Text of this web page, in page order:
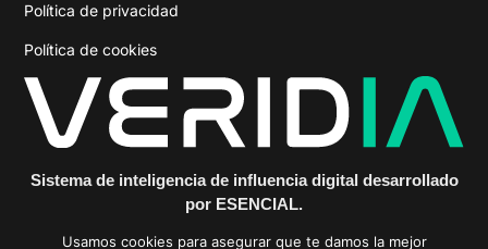
Política de privacidad
Política de cookies
Sistema de inteligencia de influencia digital desarrollado
por ESENCIAL.
https://veridiainfluencia.com
Usamos cookies para asegurar que te damos la mejor